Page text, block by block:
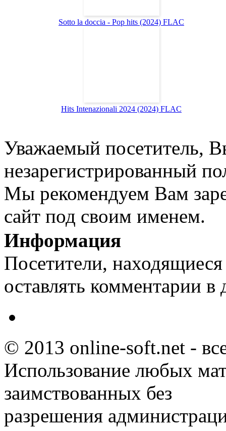
Sotto la doccia - Pop hits (2024) FLAC
Hits Intenazionali 2024 (2024) FLAC
Уважаемый посетитель,
незарегистрированный
Мы рекомендуем Вам
сайт под своим именем.
Информация
Посетители,
оставлять комментарии в
© 2013 online-soft.net -
Использование любых
заимствованных без
разрешения